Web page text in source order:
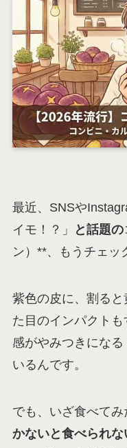
最近、SNSや
イモ！？」
と話題の
ン）**、もうチェッ
紫色の皮に、割る
た目のインパクト
感がやみつきにな
いるんです。
でも、いざ食べてみ
かないと食べられな